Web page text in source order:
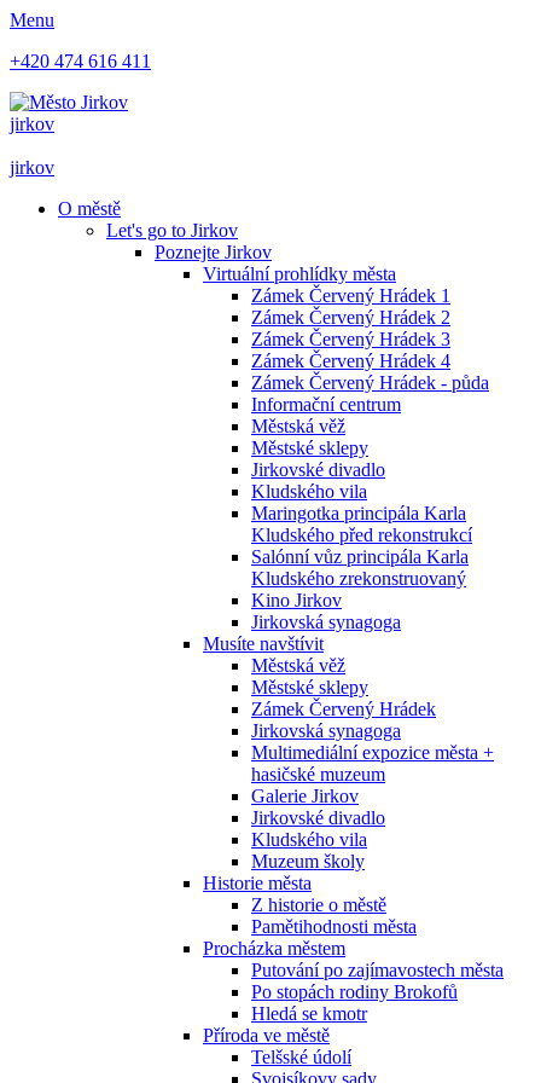
Menu
+420 474 616 411
jirkov
jirkov
O městě
Let's go to Jirkov
Poznejte Jirkov
Virtuální prohlídky města
Zámek Červený Hrádek 1
Zámek Červený Hrádek 2
Zámek Červený Hrádek 3
Zámek Červený Hrádek 4
Zámek Červený Hrádek - půda
Informační centrum
Městská věž
Městské sklepy
Jirkovské divadlo
Kludského vila
Maringotka principála Karla
Kludského před rekonstrukcí
Salónní vůz principála Karla
Kludského zrekonstruovaný
Kino Jirkov
Jirkovská synagoga
Musíte navštívit
Městská věž
Městské sklepy
Zámek Červený Hrádek
Jirkovská synagoga
Multimediální expozice města +
hasičské muzeum
Galerie Jirkov
Jirkovské divadlo
Kludského vila
Muzeum školy
Historie města
Z historie o městě
Pamětihodnosti města
Procházka městem
Putování po zajímavostech města
Po stopách rodiny Brokofů
Hledá se kmotr
Příroda ve městě
Telšské údolí
Svojsíkovy sady